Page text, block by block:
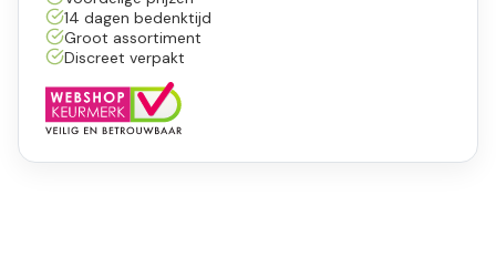
14 dagen bedenktijd
Groot assortiment
Discreet verpakt